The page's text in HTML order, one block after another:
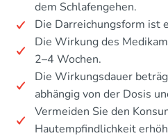
dem Schlafengehen.
Die Darreichungsform ist
Die Wirkung des
2–4 Wochen.
Die Wirkungsdauer
abhängig von der Dosis
Vermeiden Sie den
Hautempfindlichkeit